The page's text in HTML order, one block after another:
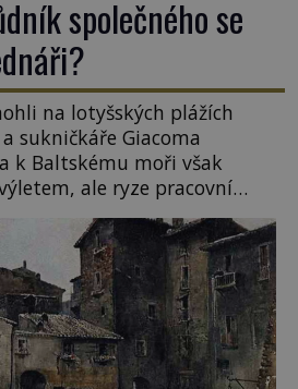
společného se
na lotyšských plážích
sukničkáře Giacoma
k Baltskému moři však
ale ryze pracovní
Jaký cíl Casanova
procházel uličkami
v Pobaltí kontaktoval
Nebyl v této oblasti žádným
zednářské […]